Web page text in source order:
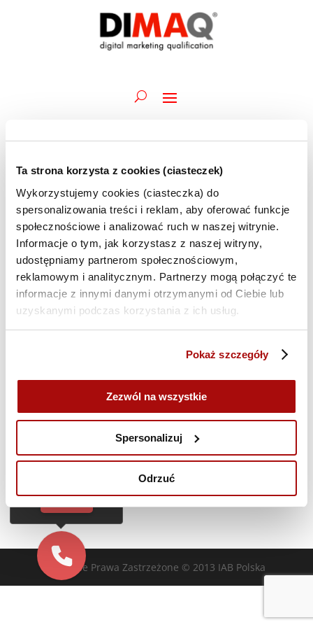
Ta strona korzysta z cookies (ciasteczek)
Wykorzystujemy cookies (ciasteczka) do
spersonalizowania treści i reklam, aby oferować funkcje
społecznościowe i analizować ruch w naszej witrynie.
Informacje o tym, jak korzystasz z naszej witryny,
udostępniamy partnerom społecznościowym,
reklamowym i analitycznym. Partnerzy mogą połączyć te
informacje z innymi danymi otrzymanymi od Ciebie lub
uzyskanymi podczas korzystania z ich usług.
Pokaż szczegóły
Zezwól na wszystkie
Spersonalizuj
Odrzuć
Wydarzenia
for
2
czerwca
2026
po
i
02.06.2026
Wybierz
datę.
Trwające
Akademia DIMAQ Professional | A.Maciorowski
| 01-03 i 08-12.06 | szkolenie ONLINE
1 czerwca @ 09:45-12 czerwca @ 12:30
Poprzedni dzień Następny dzień
Zasubskrybuj kalendarz
Wszelkie Prawa Zastrzeżone © 2013 IAB Polska
Cześć!
do Ciebie za darmo
TAK